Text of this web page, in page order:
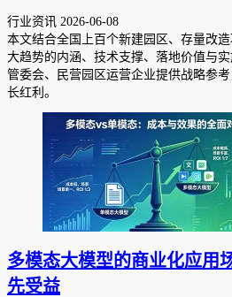
行业资讯 2026-06-08
本文结合全国上百个新建园区、存量改
大趋势的内涵、技术支撑、落地价值与
管委会、民营园区运营企业提供战略参
长红利。
多模态大模型的商业化应用
先受益